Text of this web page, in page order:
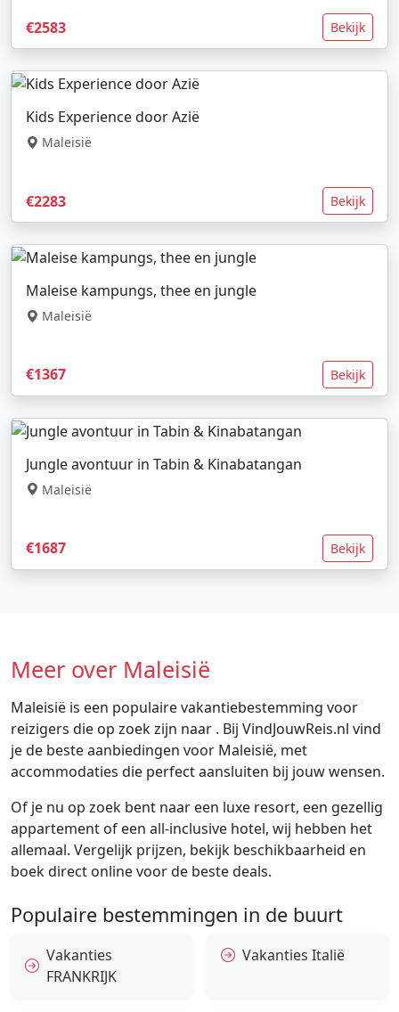
€2583 Bekijk
Kids Experience door Azië
Maleisië
€2283 Bekijk
Maleise kampungs, thee en jungle
Maleisië
€1367 Bekijk
Jungle avontuur in Tabin & Kinabatangan
Maleisië
€1687 Bekijk
Meer over Maleisië
Maleisië is een populaire vakantiebestemming voor
reizigers die op zoek zijn naar . Bij VindJouwReis.nl vind
je de beste aanbiedingen voor Maleisië, met
accommodaties die perfect aansluiten bij jouw wensen.
Of je nu op zoek bent naar een luxe resort, een gezellig
appartement of een all-inclusive hotel, wij hebben het
allemaal. Vergelijk prijzen, bekijk beschikbaarheid en
boek direct online voor de beste deals.
Populaire bestemmingen in de buurt
Vakanties
FRANKRIJK
Vakanties Italië